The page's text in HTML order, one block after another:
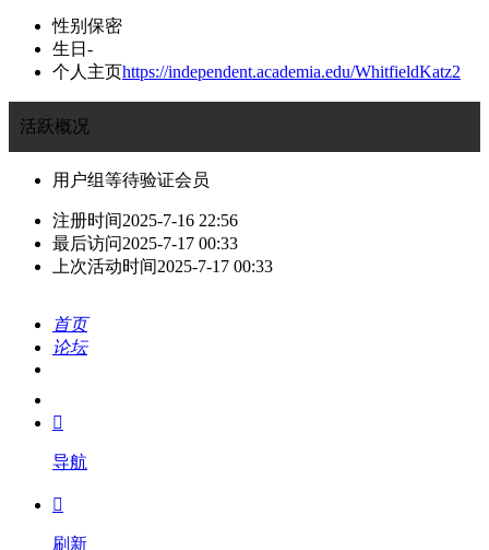
性别 保密
生日 -
个人主页https://independent.academia.edu/WhitfieldKatz2
活跃概况
用户组等待验证会员
注册时间2025-7-16 22:56
最后访问2025-7-17 00:33
上次活动时间2025-7-17 00:33
首页
论坛
我的

导航

刷新